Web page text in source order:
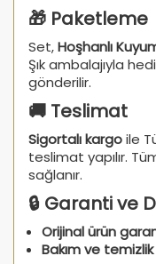
🎁 Paketleme
Set,Hoşhanlı
Şık ambalajıyla
gönderilir.
🚚 Teslimat
Sigortalı kargoile
teslimat yapılır.
sağlanır.
🔒 Garanti ve
Orijinal ürün
Bakım ve